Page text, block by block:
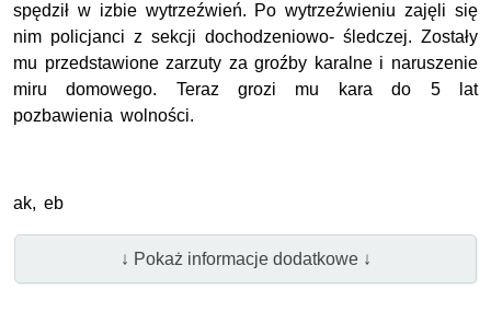
spędził w izbie wytrzeźwień. Po wytrzeźwieniu zajęli się
nim policjanci z sekcji dochodzeniowo- śledczej. Zostały
mu przedstawione zarzuty za groźby karalne i naruszenie
miru domowego. Teraz grozi mu kara do 5 lat
pozbawienia wolności.
ak, eb
↓ Pokaż informacje dodatkowe ↓